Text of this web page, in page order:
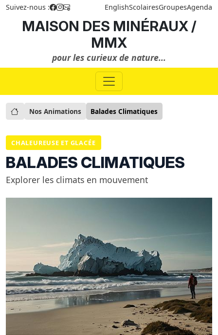
Suivez-nous : EnglishScolairesGroupesAgenda
MAISON DES MINÉRAUX /
MMX
pour les curieux de nature...
Nos Animations Balades Climatiques
CHALEUREUSE ET GLACÉE
BALADES CLIMATIQUES
Explorer les climats en mouvement